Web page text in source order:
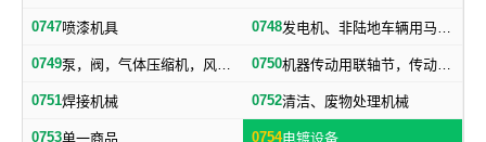
0747喷漆机具 0748 发电机、非陆地车辆用马达和引擎及其零部件
0749 泵，阀，气体压缩机，风机，，液压元件，气动元件 0750 机器传动用联轴节，传动带及其他机器零部件
0751焊接机械 0752清洁、废物处理机械
0753单一商品 0754电镀设备